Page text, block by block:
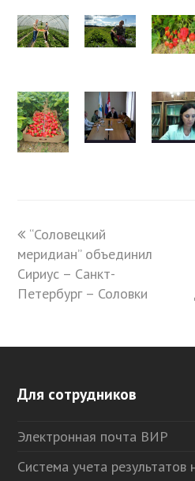
previous
post:
“Соловецкий
меридиан” объединил
Сириус – Санкт-
Петербург – Соловки
Для сотрудников
Электронная почта ВИР
Система учета результатов